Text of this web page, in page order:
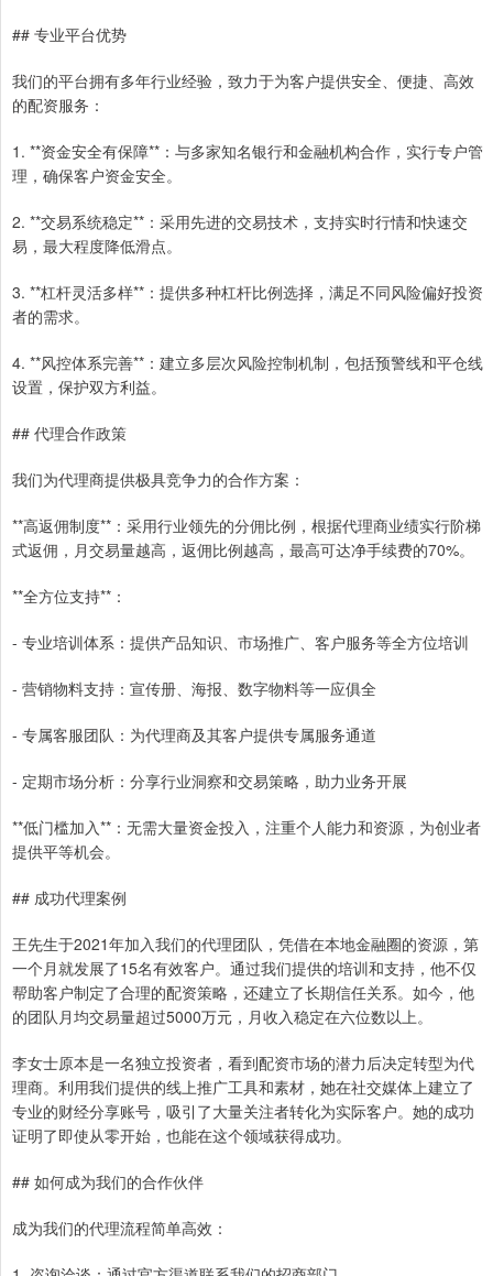
## 专业平台优势
我们的平台拥有多年行业经验，致力于为客户提供安全、便捷、高效
的配资服务：
1. **资金安全有保障**：与多家知名银行和金融机构合作，实行专户管
理，确保客户资金安全。
2. **交易系统稳定**：采用先进的交易技术，支持实时行情和快速交
易，最大程度降低滑点。
3. **杠杆灵活多样**：提供多种杠杆比例选择，满足不同风险偏好投资
者的需求。
4. **风控体系完善**：建立多层次风险控制机制，包括预警线和平仓线
设置，保护双方利益。
## 代理合作政策
我们为代理商提供极具竞争力的合作方案：
**高返佣制度**：采用行业领先的分佣比例，根据代理商业绩实行阶梯
式返佣，月交易量越高，返佣比例越高，最高可达净手续费的70%。
**全方位支持**：
- 专业培训体系：提供产品知识、市场推广、客户服务等全方位培训
- 营销物料支持：宣传册、海报、数字物料等一应俱全
- 专属客服团队：为代理商及其客户提供专属服务通道
- 定期市场分析：分享行业洞察和交易策略，助力业务开展
**低门槛加入**：无需大量资金投入，注重个人能力和资源，为创业者
提供平等机会。
## 成功代理案例
王先生于2021年加入我们的代理团队，凭借在本地金融圈的资源，第
一个月就发展了15名有效客户。通过我们提供的培训和支持，他不仅
帮助客户制定了合理的配资策略，还建立了长期信任关系。如今，他
的团队月均交易量超过5000万元，月收入稳定在六位数以上。
李女士原本是一名独立投资者，看到配资市场的潜力后决定转型为代
理商。利用我们提供的线上推广工具和素材，她在社交媒体上建立了
专业的财经分享账号，吸引了大量关注者转化为实际客户。她的成功
证明了即使从零开始，也能在这个领域获得成功。
## 如何成为我们的合作伙伴
成为我们的代理流程简单高效：